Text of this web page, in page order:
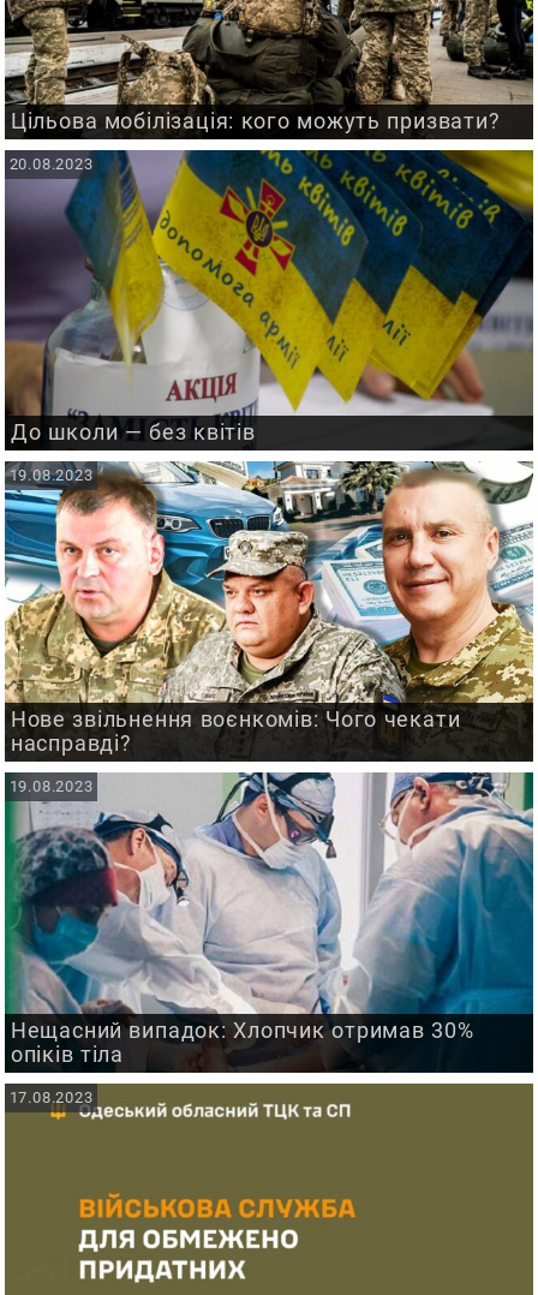
Цільова мобілізація: кого можуть призвати?
До школи — без квітів
20.08.2023
Нове звільнення воєнкомів: Чого чекати
насправді?
19.08.2023
Нещасний випадок: Хлопчик отримав 30%
опіків тіла
19.08.2023
17.08.2023